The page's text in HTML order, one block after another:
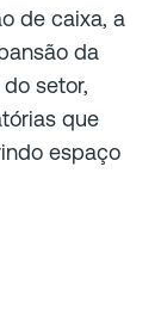
de caixa, a
da
setor,
que
espaço